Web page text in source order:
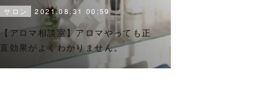
サロン 2021.08.31 00:59
【アロマ相談室】アロマやっても正
直効果がよくわかりません。